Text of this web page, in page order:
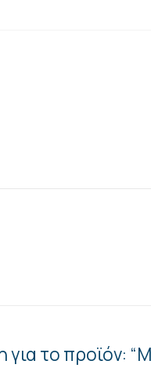
για το προϊόν: